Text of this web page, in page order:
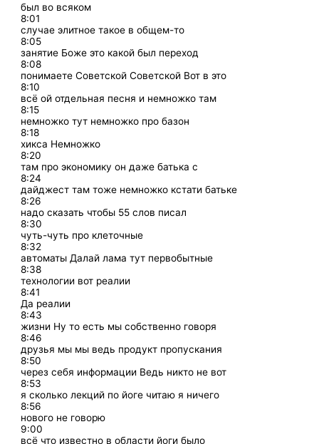
был во всяком
8:01
случае элитное такое в общем-то
8:05
занятие Боже это какой был переход
8:08
понимаете Советской Советской Вот в это
8:10
всё ой отдельная песня и немножко там
8:15
немножко тут немножко про базон
8:18
хикса Немножко
8:20
там про экономику он даже батька с
8:24
дайджест там тоже немножко кстати батьке
8:26
надо сказать чтобы 55 слов писал
8:30
чуть-чуть про клеточные
8:32
автоматы Далай лама тут первобытные
8:38
технологии вот реалии
8:41
Да реалии
8:43
жизни Ну то есть мы собственно говоря
8:46
друзья мы мы ведь продукт пропускания
8:50
через себя информации Ведь никто не вот
8:53
я сколько лекций по йоге читаю я ничего
8:56
нового не говорю
9:00
всё что известно в области йоги было